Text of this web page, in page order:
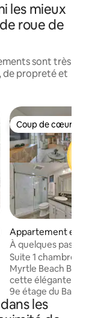
les mieux
roue de
sont très
de propreté et
sur la
Coup de cœur
Coup de cœur
Appartement en
Myrtle Beach
À quelques pas
sur l'eau | Bay
Suite 1 chambre
Myrtle Beach
cette élégante
9e étage du Bay
de Myrtle Beach.
sur la ville et le
les